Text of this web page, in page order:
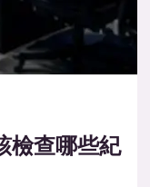
檢查哪些紀